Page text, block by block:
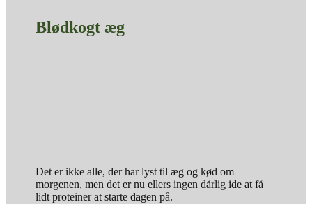
Blødkogt æg
Det er ikke alle, der har lyst til æg og kød om
morgenen, men det er nu ellers ingen dårlig ide at få
lidt proteiner at starte dagen på.